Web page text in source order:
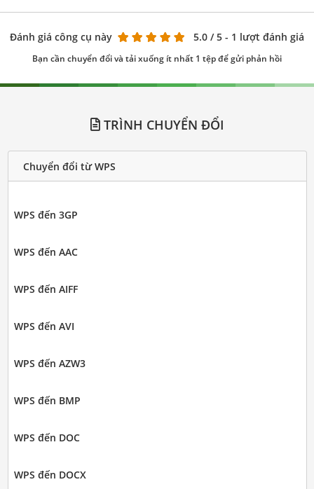
Đánh giá công cụ này 5.0 / 5 - 1 lượt đánh giá
Bạn cần chuyển đổi và tải xuống ít nhất 1 tệp để gửi phản hồi
TRÌNH CHUYỂN ĐỔI
Chuyển đổi từ WPS
WPS đến 3GP
WPS đến AAC
WPS đến AIFF
WPS đến AVI
WPS đến AZW3
WPS đến BMP
WPS đến DOC
WPS đến DOCX